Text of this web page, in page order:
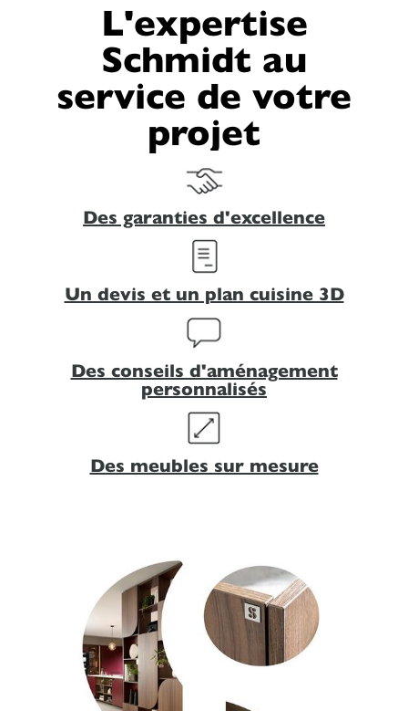
L'expertise
Schmidt au
service de votre
projet
Des garanties d'excellence
Un devis et un plan cuisine 3D
Des conseils d'aménagement
personnalisés
Des meubles sur mesure